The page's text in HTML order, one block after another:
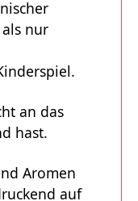
nur
an das
hast.
Aromen
auf